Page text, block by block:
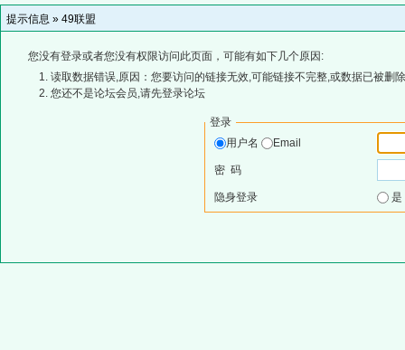
提示信息 » 49联盟
您没有登录或者您没有权限访问此页面，可能有如下几个原因:
读取数据错误,原因：您要访问的链接无效,可能链接不完整,或数据已被删
您还不是论坛会员,请先登录论坛
登录
用户名
Email
密 码
隐身登录